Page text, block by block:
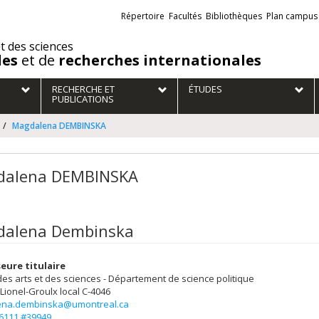
des sciences
et de recherches internationales
Liens
externes
Répertoire Facultés Bibliothèques Plan campus
RECHERCHE ET
PUBLICATIONS
ÉTUDES
Magdalena DEMBINSKA
DEMBINSKA
Dembinska
titulaire
arts et des sciences - Département de science politique
Groulxlocal C-4046